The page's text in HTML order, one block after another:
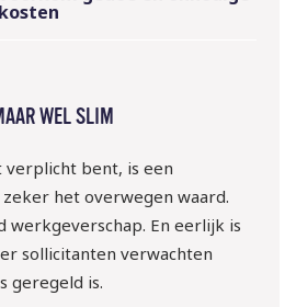
kosten
WEL SLIM
verplicht bent, is een
het overwegen waard.
werkgeverschap. En eerlijk is
sollicitanten verwachten
geregeld is.